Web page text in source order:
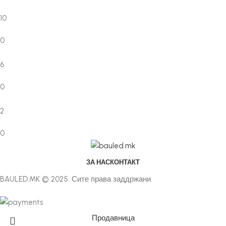
10
0
6
0
2
0
ЗА НАСКОНТАКТ
BAULED.MK © 2025. Сите права заддржани.
Продавница